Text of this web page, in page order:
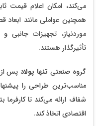
می‌کند، امکان اعلام قیمت
همچنین عواملی مانند ابعاد
موردنیاز، تجهیزات
تأثیرگذار هستند.
گروه صنعتی تنها پولادپس از
مناسب‌ترین طراحی را
شفاف ارائه می‌کند تا کارفرما
اقتصادی اتخاذ کند.